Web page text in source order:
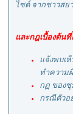
ไซด์ จากชาวสย
และกฎเบื้องต้น
แจ้งพบเ
ทำความ
กฏ ของชุ
กรณีตัวอ